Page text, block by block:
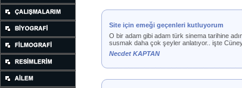
Site için emeği geçenleri kutluyorum
O bir adam gibi adam türk sinema tarihine
susmak daha çok şeyler anlatıyor.. işte
Necdet KAPTAN